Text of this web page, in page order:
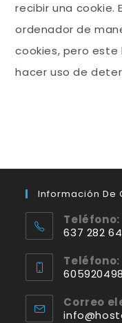
recibir una cookie.
ordenador de
cookies, pero
hacer uso de
Información De
Teléfono:
637 282
abre
tu
Teléfono:
605920498
abre
Correo